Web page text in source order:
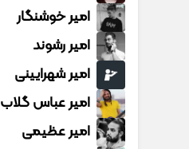
امیر خوشنگار
امیر رشوند
امیر شهرایینی
امیر عباس گلاب
امیر عظیمی